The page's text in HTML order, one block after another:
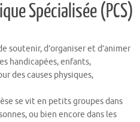
Spécialisée (PCS)
soutenir, d’organiser et d’animer
handicapées, enfants,
des causes physiques,
se vit en petits groupes dans
ou bien encore dans les